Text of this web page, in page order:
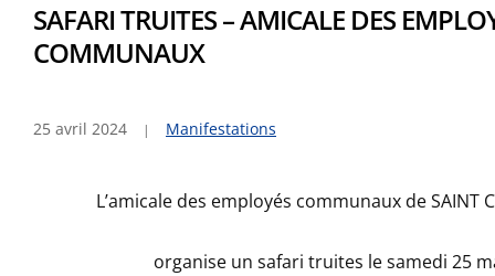
SAFARI TRUITES – AMICALE DES
COMMUNAUX
25 avril 2024 Manifestations
L’amicale des employés communaux de SAINT
organise un safari truites le samedi 25